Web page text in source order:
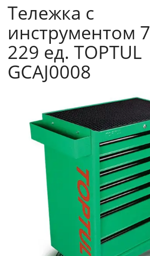
Тележка с
инструментом
229 ед. TOPTUL
GCAJ0008